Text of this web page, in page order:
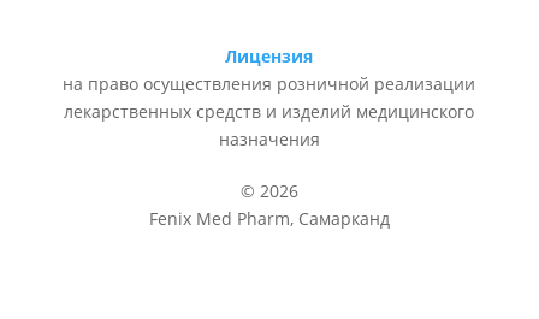
Лицензия
на право осуществления розничной реализации
лекарственных средств и изделий медицинского
назначения
© 2026
Fenix Med Pharm, Самарканд